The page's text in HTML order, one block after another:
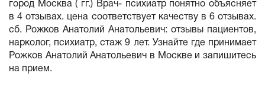
город Москва ( гг.) Врач- психиатр понятно объясняет
в 4 отзывах. цена соответствует качеству в 6 отзывах.
сб. Рожков Анатолий Анатольевич: отзывы пациентов,
нарколог, психиатр, стаж 9 лет. Узнайте где принимает
Рожков Анатолий Анатольевич в Москве и запишитесь
на прием.